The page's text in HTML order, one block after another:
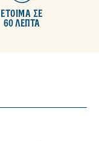
60 ΛΕΠΤΑ
ΕΤΟΙΜΑ ΣΕ